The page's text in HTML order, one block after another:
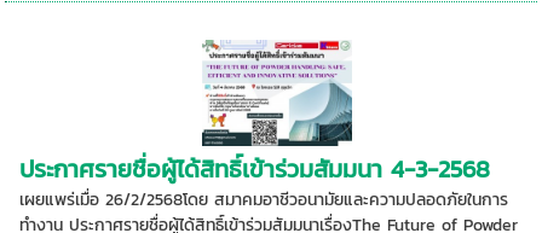
ประกาศรายชื่อผู้ได้สิทธิ์เข้าร่วมสัมมนา 4-3-2568
เผยแพร่เมื่อ 26/2/2568โดย สมาคมอาชีวอนามัยและความปลอดภัยในการ
ทำงาน ประกาศรายชื่อผู้ได้สิทธิ์เข้าร่วมสัมมนาเรื่องThe Future of Powder